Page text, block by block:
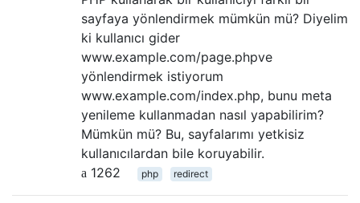
sayfaya yönlendirmek mümkün mü? Diyelim
ki kullanıcı gider
www.example.com/page.phpve
yönlendirmek istiyorum
www.example.com/index.php, bunu meta
yenileme kullanmadan nasıl yapabilirim?
Mümkün mü? Bu, sayfalarımı yetkisiz
kullanıcılardan bile koruyabilir.
1262
php redirect